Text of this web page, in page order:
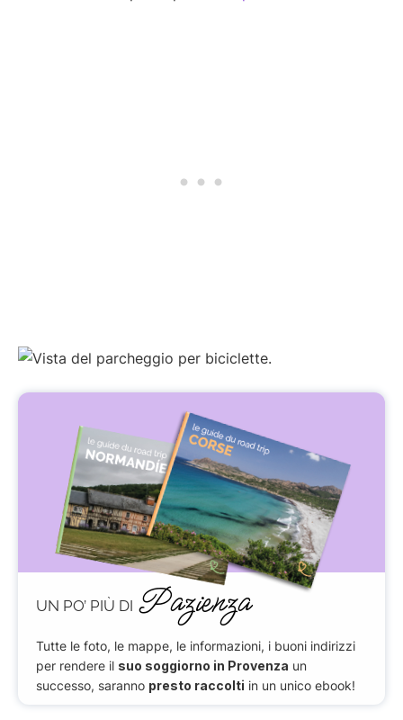
UN PO’ PIÙ DI Pazienza
Tutte le foto, le mappe, le informazioni, i buoni indirizzi
per rendere il suo soggiorno in Provenza un
successo, saranno presto raccolti in un unico ebook!